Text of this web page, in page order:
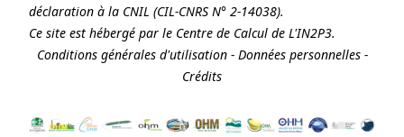
déclaration à la CNIL (CIL-CNRS N° 2-14038).
Ce site est hébergé par le Centre de Calcul de L'IN2P3.
Conditions générales d'utilisation- Données personnelles-
Crédits